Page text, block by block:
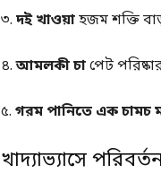
৩. দই খাওয়াহজম শক্তি
৪.আমলকী চাপেট
৫. গরম পানিতে এক চামচ
খাদ্যাভ্যাসে